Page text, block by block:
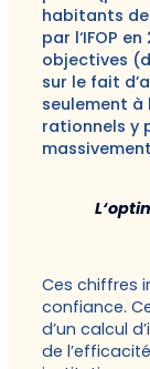
habitants
par l‘IFOP
objectives
sur le fait
seulement à
rationnels y
Ces chiffres
confiance.
d’un calcul
de